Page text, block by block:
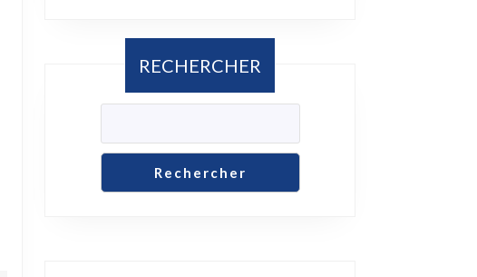
RECHERCHER
Rechercher